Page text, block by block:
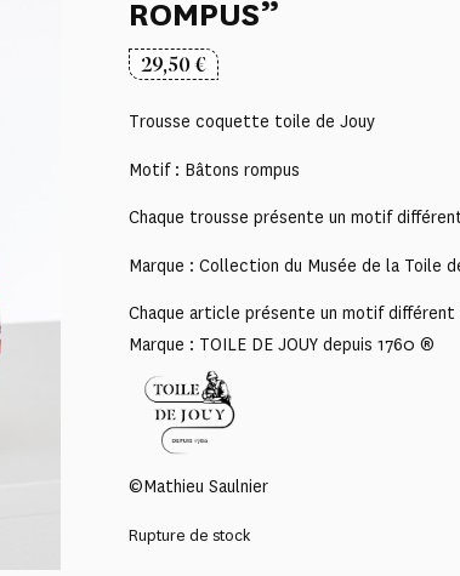
ROMPUS”
29,50€
Trousse coquette toile de Jouy
Motif : Bâtons rompus
Chaque trousse présente un motif
Marque : Collection du Musée de la Toile
Chaque article présente un motif différent
Marque : TOILE DE JOUY depuis 1760 ®
©Mathieu Saulnier
Rupture de stock